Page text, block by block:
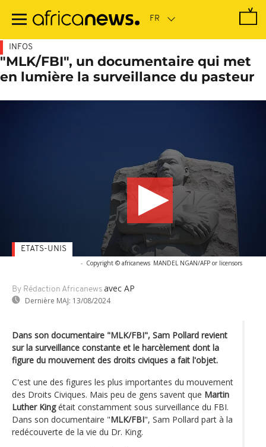
contenu
INFOS
"MLK/FBI", un documentaire qui met
en lumière la surveillance du pasteur
- Copyright © africanews MANDEL NGAN/AFP or licensors
By Rédaction Africanews avec AP
Dernière MAJ: 13/08/2024
ETATS-UNIS
Dans son documentaire "MLK/FBI", Sam Pollard revient
sur la surveillance constante et le harcèlement dont la
figure du mouvement des droits civiques a fait l'objet.
C'est une des figures les plus importantes du mouvement
des Droits Civiques. Mais peu de gens savent que Martin
Luther Kingétait constamment sous surveillance du FBI.
Dans son documentaire "MLK/FBI", Sam Pollard part à la
redécouverte de la vie du Dr. King.